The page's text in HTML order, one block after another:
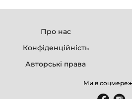
Про нас
Конфіденційність
Авторські права
Ми в